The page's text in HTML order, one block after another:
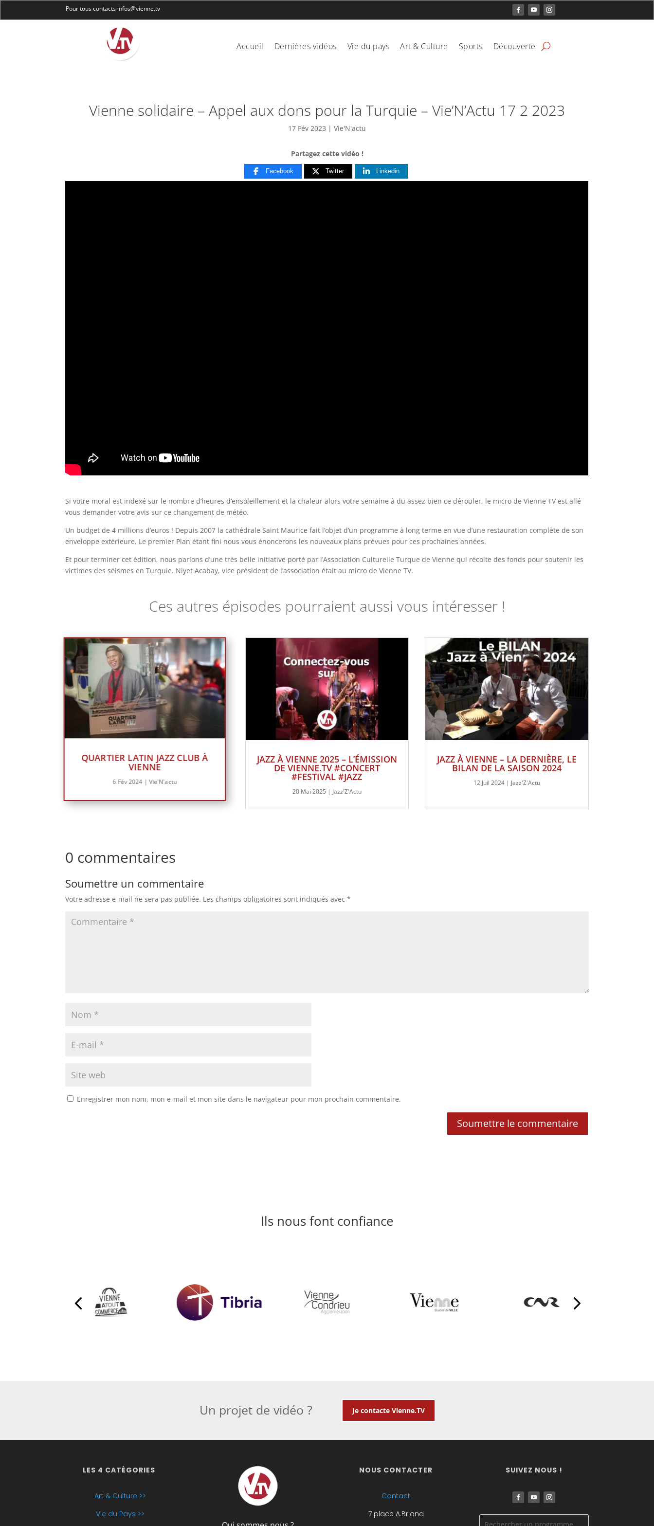
Pour tous contacts infos@vienne.tv
Accueil Dernières vidéos Vie du pays Art & Culture Sports Découverte
Vienne solidaire – Appel aux dons pour la Turquie – Vie’N’Actu 17 2 2023
17 Fév 2023 | Vie'N'actu
Partagez cette vidéo !
Facebook Twitter Linkedin
Si votre moral est indexé sur le nombre d’heures d’ensoleillement et la chaleur alors votre semaine à du assez bience dérouler, le micro de Vienne TV est allé
vous demander votre avis sur ce changement de météo.
Un budget de 4 millions d’euros ! Depuis 2007 la cathédrale Saint Maurice fait l’objet d’un programme à long terme en vue d’une restauration complète de son
enveloppe extérieure. Le premier Plan étant fini nous vous énoncerons les nouveaux plans prévues pour ces prochaines années.
Et pour terminer cet édition, nous parlons d’une très belle initiative porté par l’Association Culturelle Turque de Vienne qui récolte des fonds pour soutenir les
victimes des séismes en Turquie. Niyet Acabay, vice président de l’association était au micro de Vienne TV.
Ces autres épisodes pourraient aussi vous intéresser !
QUARTIER LATIN JAZZ CLUB À
VIENNE
6 Fév 2024 |Vie'N'actu
JAZZ À VIENNE 2025 – L’ÉMISSION
DE VIENNE.TV #CONCERT
#FESTIVAL #JAZZ
20 Mai 2025 | Jazz'Z'Actu
JAZZ À VIENNE – LA DERNIÈRE, LE
BILAN DE LA SAISON 2024
12 Juil 2024| Jazz'Z'Actu
0 commentaires
Soumettre un commentaire
Votre adresse e-mail ne sera pas publiée. Les champs obligatoires sont indiqués avec*
Enregistrer mon nom, mon e-mail et mon site dans le navigateur pour mon prochain commentaire.
Soumettre le commentaire
Ils nous font confiance
Un projet de vidéo ? Je contacte Vienne.TV
LES 4 CATÉGORIES
Art & Culture >>
Vie du Pays >>
NOUS CONTACTER
Contact
7 place A.Briand
SUIVEZ NOUS !